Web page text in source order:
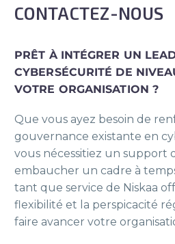
CONTACTEZ-NOUS
PRÊT À INTÉGRER UN
CYBERSÉCURITÉ DE
VOTRE ORGANISATION ?
Que vous ayez besoin de
gouvernance existante en
vous nécessitiez un support
embaucher un cadre à
tant que service de Niskaa
flexibilité et la perspicacité
faire avancer votre